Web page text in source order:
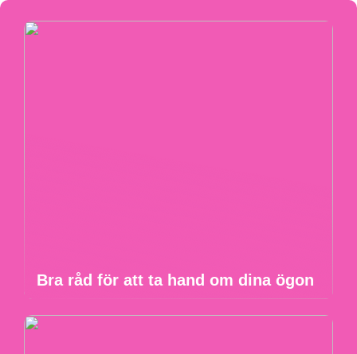
Bra råd för att ta hand om dina ögon